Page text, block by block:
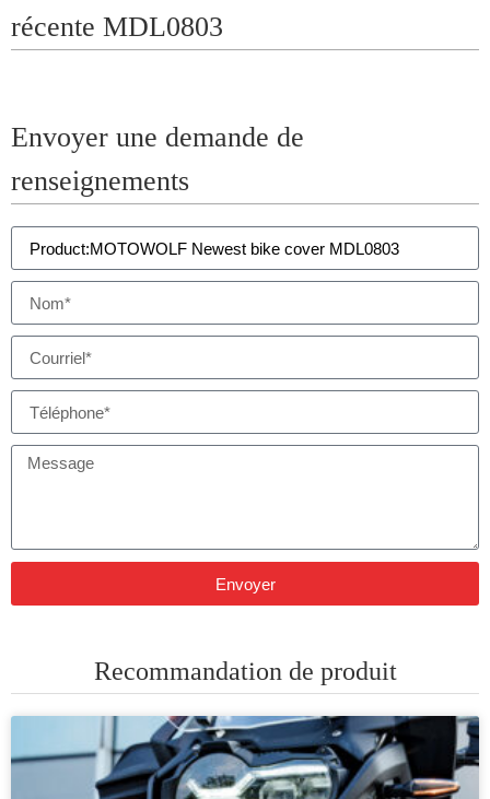
récente MDL0803
Envoyer une demande de
renseignements
Envoyer
Recommandation de produit